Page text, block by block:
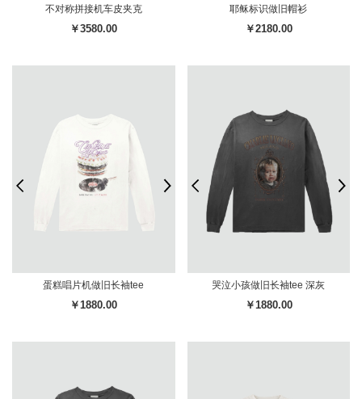
不对称拼接机车皮夹克
￥3580.00
耶稣标识做旧帽衫
￥2180.00
蛋糕唱片机做旧长袖tee
￥1880.00
哭泣小孩做旧长袖tee 深灰
￥1880.00